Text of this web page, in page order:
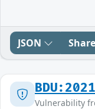
JSON Share
Vulnerability